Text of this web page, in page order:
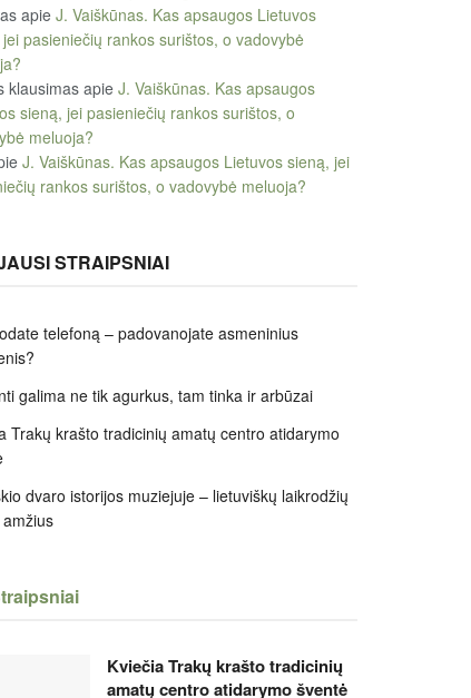
apie J. Vaiškūnas. Kas apsaugos Lietuvos
pasieniečių rankos surištos, o vadovybė
klausimasapie J. Vaiškūnas. Kas apsaugos
sieną, jei pasieniečių rankos surištos, o
meluoja?
J. Vaiškūnas. Kas apsaugos Lietuvos sieną, jei
rankos surištos, o vadovybė meluoja?
STRAIPSNIAI
telefoną – padovanojate asmeninius
galima ne tik agurkus, tam tinka ir arbūzai
Trakų krašto tradicinių amatų centro atidarymo
dvaro istorijos muziejuje – lietuviškų laikrodžių
Kviečia Trakų krašto tradicinių
amatų centro atidarymo šventė